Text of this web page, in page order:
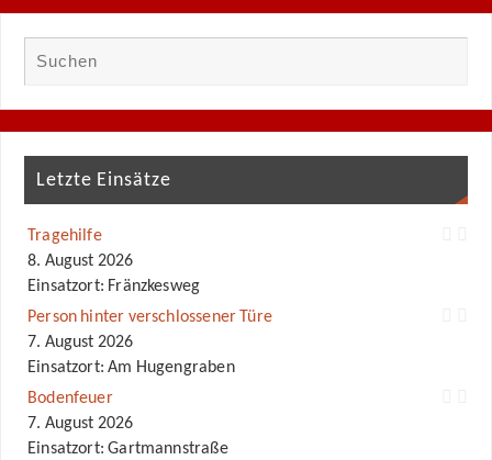
Letzte Einsätze
Tragehilfe
8. August 2026
Einsatzort: Fränzkesweg
Person hinter verschlossener Türe
7. August 2026
Einsatzort: Am Hugengraben
Bodenfeuer
7. August 2026
Einsatzort: Gartmannstraße